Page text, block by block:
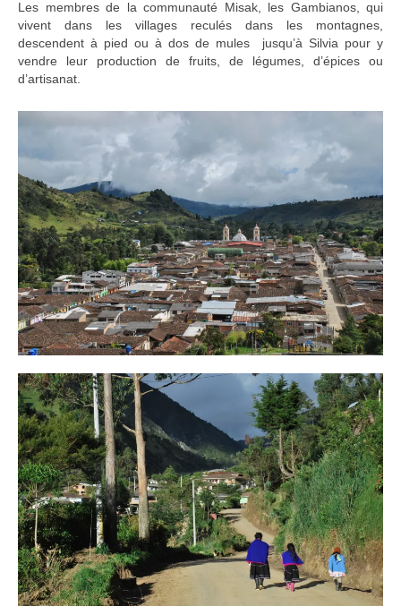
Les membres de la communauté Misak, les Gambianos, qui
vivent dans les villages reculés dans les montagnes,
descendent à pied ou à dos de mules jusqu’à Silvia pour y
vendre leur production de fruits, de légumes, d’épices ou
d’artisanat.